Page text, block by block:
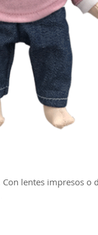
lentes impresos o